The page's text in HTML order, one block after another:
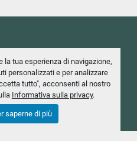
la tua esperienza di navigazione,
personalizzati e per analizzare
tutto", acconsenti al nostro
Informativa sulla privacy.
saperne di più